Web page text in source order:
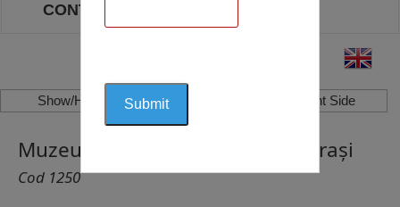
CONTACT
Show/Hide Left Side Show/Hide Right Side
Muzeul Municipal Călăraşi, Călăraşi
Cod 1250